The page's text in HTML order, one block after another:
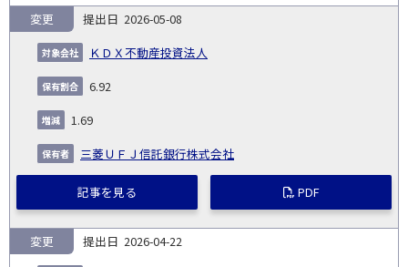
2026-05-08
ＫＤＸ不動産投資法人
変更
6.92
1.69
三菱ＵＦＪ信託銀行株式会社
記事を見る PDF
2026-04-22
変更